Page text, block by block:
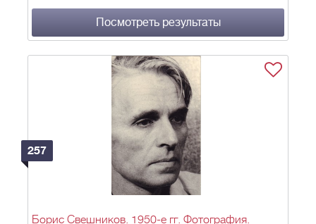
Посмотреть результаты
257
Борис Свешников. 1950-е гг. Фотография.